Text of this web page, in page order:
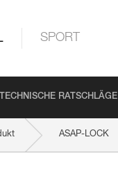
SPORT
TECHNISCHE RATSCHLÄGE
ASAP-LOCK